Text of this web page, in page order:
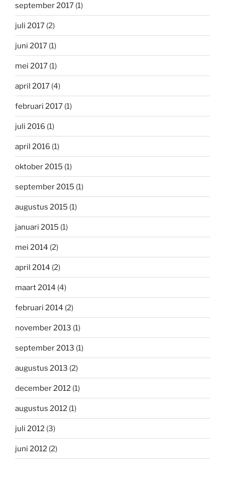
september 2017 (1)
juli 2017 (2)
juni 2017 (1)
mei 2017 (1)
april 2017 (4)
februari 2017 (1)
juli 2016 (1)
april 2016 (1)
oktober 2015 (1)
september 2015 (1)
augustus 2015 (1)
januari 2015 (1)
mei 2014 (2)
april 2014 (2)
maart 2014 (4)
februari 2014 (2)
november 2013 (1)
september 2013 (1)
augustus 2013 (2)
december 2012 (1)
augustus 2012 (1)
juli 2012 (3)
juni 2012 (2)